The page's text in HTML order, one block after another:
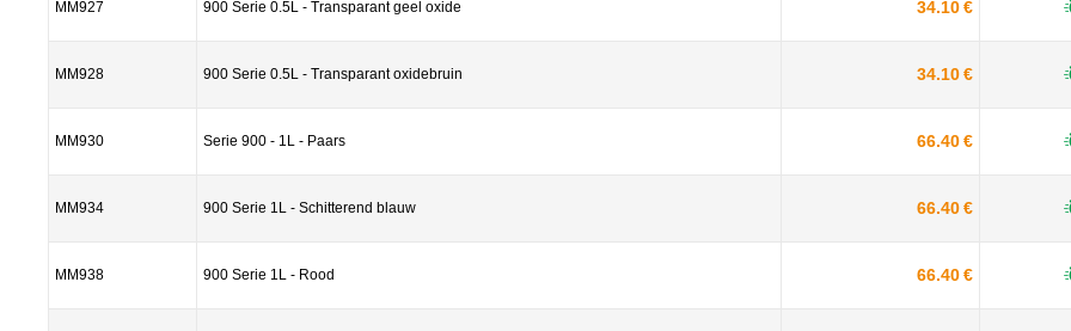
MM927 900 Serie 0.5L - Transparant geel oxide 34.10 €
MM928 900 Serie 0.5L - Transparant oxidebruin 34.10 €
MM930 Serie 900 - 1L - Paars 66.40 €
MM934 900 Serie 1L - Schitterend blauw 66.40 €
MM938 900 Serie 1L - Rood 66.40 €